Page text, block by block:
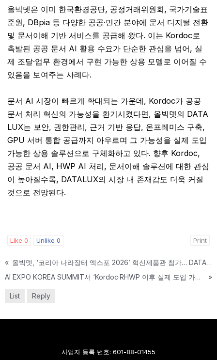
올빅뎃은 이미 한국환경공단, 공정거래위원회, 국가기술표
준원, DBpia 등 다양한 공공·민간 분야에 문서 디지털 전환
및 문서이해 기반 서비스를 공급해 왔다. 이는 Kordoc로
촉발된 공공 문서 AI 활용 수요가 단순한 관심을 넘어, 실
제 조달·업무 환경에서 구현 가능한 상용 모델로 이어질 수
있음을 보여주는 사례다.
문서 AI 시장이 빠르게 확대되는 가운데, Kordoc가 공공
문서 처리 혁신의 가능성을 환기시켰다면, 올빅뎃의 DATA
LUX는 보안, 권한관리, 근거 기반 응답, 온프레미스 구축,
GPU 서버 통합 공급까지 아우르며 그 가능성을 실제 도입
가능한 상용 솔루션으로 구체화하고 있다. 향후 Kordoc,
공공 문서 AI, HWP AI 처리, 문서이해 솔루션에 대한 관심
이 높아질수록, DATALUX의 시장 내 존재감도 더욱 커질
것으로 전망된다.
Like 0 Unlike 0 Print
«
올빅뎃, ‘코리아 나라장터 엑스포 2026’ 혁신제품관 참가… DATALUX로 공공 문서 AI 전환 본격화
AI EXPO KOREA SUMMIT서 ‘Kordoc·RHWP 이후 실제 도입 가능한 문서 AI’ 제시… DATALUX·DATANOVA로 기업 AI 활용 고도화
»
List Reply
사업자 등록 번호: 601-88-01455